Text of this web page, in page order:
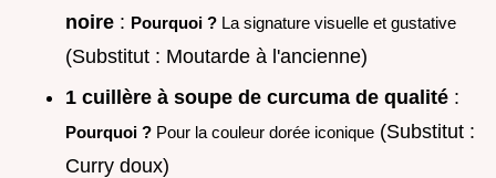
noire : Pourquoi ? La signature visuelle et gustative
(Substitut : Moutarde à l'ancienne)
1 cuillère à soupe de curcuma de qualité :
Pourquoi ? Pour la couleur dorée iconique (Substitut :
Curry doux)